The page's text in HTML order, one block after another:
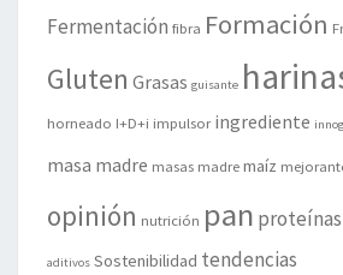
Fermentación fibra Formación
Gluten Grasas guisante
horneado I+D+i impulsor ingrediente
masa madre masas madremaíz
opinión nutrición pan proteínas
aditivos Sostenibilidad tendencias